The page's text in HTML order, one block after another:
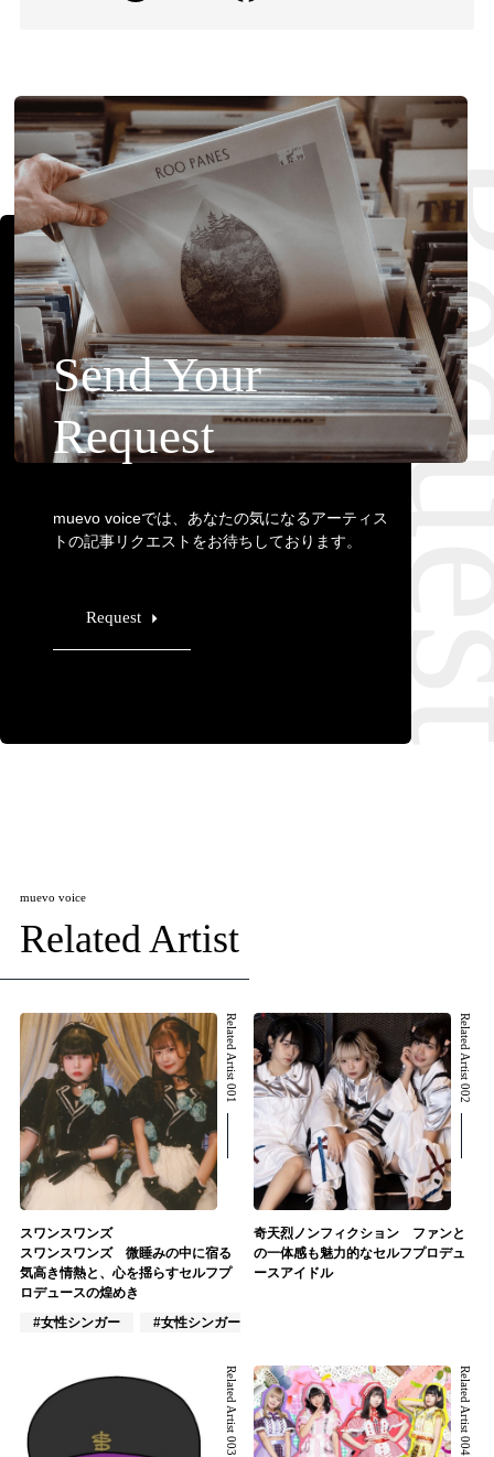
Send Your
Request
muevo voiceでは、あなたの気になるアーティス
トの記事リクエストをお待ちしております。
Request
muevo voice
Related Artist
Related Artist 001
スワンスワンズ
スワンスワンズ 微睡みの中に宿る
気高き情熱と、心を揺らすセルフプ
ロデュースの煌めき
#女性シンガー
#女性シンガーグループ
Related Artist 002
奇天烈ノンフィクション ファンと
の一体感も魅力的なセルフプロデュ
ースアイドル
Related Artist 003 Related Artist 004